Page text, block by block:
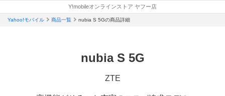
Y!mobileオンラインストア ヤフー店
Yahoo!モバイル 商品一覧 nubia S 5Gの商品詳細
nubia S 5G
ZTE
し
い
で
ど
こ
し
い
で
い
タ
き
ま
い
タ
く
く
く
く